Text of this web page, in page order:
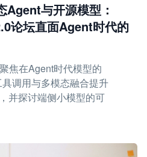
Agent与开源模型：
论坛直面Agent时代的
焦在Agent时代模型的
调用与多模态融合提升
并探讨端侧小模型的可